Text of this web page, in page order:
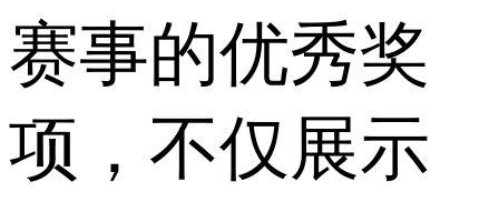
赛事的优秀奖
项，不仅展示